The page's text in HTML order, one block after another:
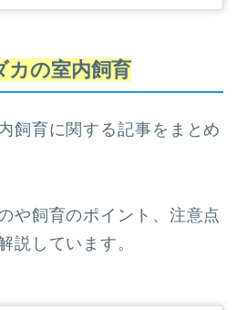
カの室内飼育
飼育に関する記事をまとめ
や飼育のポイント、注意点
説しています。